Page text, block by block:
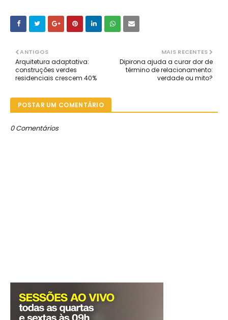
MAIS RECENTES
Dipirona ajuda a curar dor de
término de relacionamento:
verdade ou mito?
ANTIGOS
Arquitetura adaptativa:
construções verdes
residenciais crescem 40%
POSTAR UM COMENTÁRIO
0 Comentários